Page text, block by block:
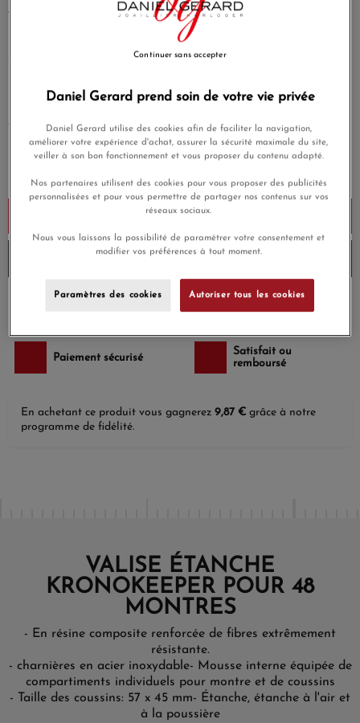
48 Montres
Kronokeeper pour 48 montres!
EN SAVOIR PLUS
329,00 €
Payez seulement 82,25 € aujourd'hui
Ajouter au panier
Envoi sous 4 à 5 semaines
Paiement sécurisé
Satisfait ou
remboursé
En achetant ce produit vous gagnerez 9,87 € grâce à notre
programme de fidélité.
VALISE ÉTANCHE
KRONOKEEPER POUR 48
MONTRES
- En résine composite renforcée de fibres extrêmement
résistante.
- charnières en acier inoxydable- Mousse interne équipée de
compartiments individuels pour montre et de coussins
- Taille des coussins: 57 x 45 mm- Étanche, étanche à l'air et
à la poussière
Daniel Gerard prend soin de votre vie privée
Daniel Gerard utilise des cookies afin de faciliter la navigation,
améliorer votre expérience d'achat, assurer la sécurité maximale du site,
veiller à son bon fonctionnement et vous proposer du contenu adapté.
Nos partenaires utilisent des cookies pour vous proposer des publicités
personnalisées et pour vous permettre de partager nos contenus sur vos
réseaux sociaux.
Nous vous laissons la possibilité de paramétrer votre consentement et
modifier vos préférences à tout moment.
Paramètres des cookies Autoriser tous les cookies
Continuer sans accepter